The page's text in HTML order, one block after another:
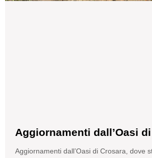
Aggiornamenti dall’Oasi
Aggiornamenti dall’Oasi di Crosara, dove